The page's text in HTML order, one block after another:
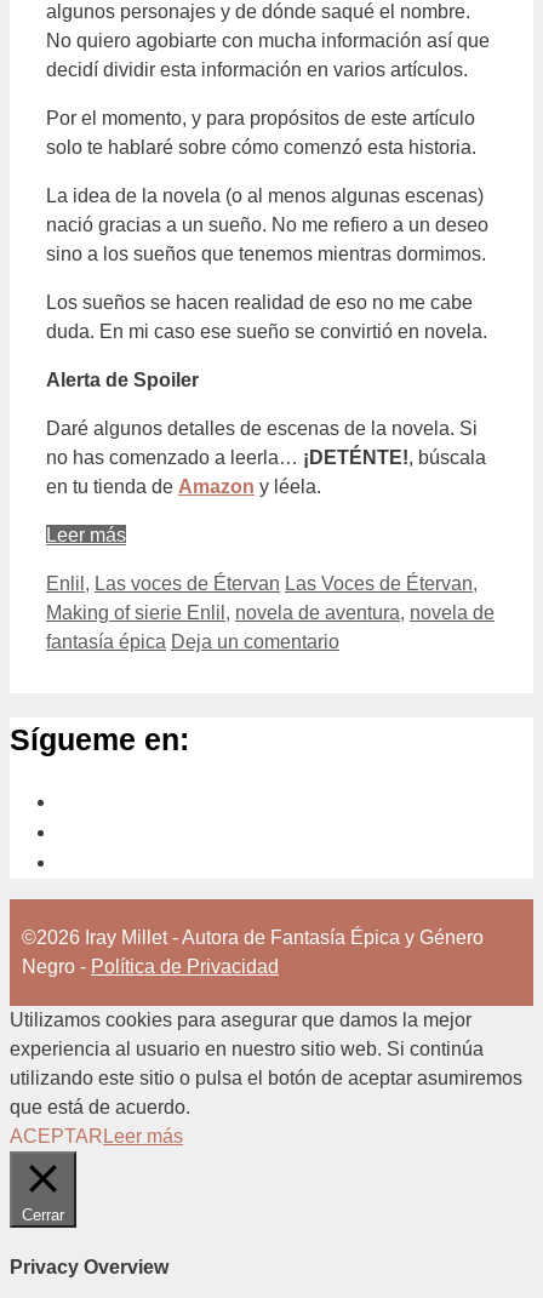
algunos personajes y de dónde saqué el nombre.
No quiero agobiarte con mucha información así que
decidí dividir esta información en varios artículos.
Por el momento, y para propósitos de este artículo
solo te hablaré sobre cómo comenzó esta historia.
La idea de la novela (o al menos algunas escenas)
nació gracias a un sueño. No me refiero a un deseo
sino a los sueños que tenemos mientras dormimos.
Los sueños se hacen realidad de eso no me cabe
duda. En mi caso ese sueño se convirtió en novela.
Alerta de Spoiler
Daré algunos detalles de escenas de la novela. Si
no has comenzado a leerla… ¡DETÉNTE!, búscala
en tu tienda de Amazon y léela.
Leer más
Categorías
Enlil , Las voces de Étervan Etiquetas
Las Voces de Étervan,
Making of sierie Enlil , novela de aventura, novela de
fantasía épica Deja un comentario
Sígueme en:
©2026 Iray Millet - Autora de Fantasía Épica y Género
Negro - Política de Privacidad
Utilizamos cookies para asegurar que damos la mejor
experiencia al usuario en nuestro sitio web. Si continúa
utilizando este sitio o pulsa el botón de aceptar asumiremos
que está de acuerdo.
ACEPTAR Leer más
Cerrar
Privacy Overview